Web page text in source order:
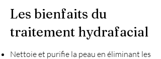
Les bienfaits du
traitement hydrafacial
Nettoie et purifie la peau en éliminant les